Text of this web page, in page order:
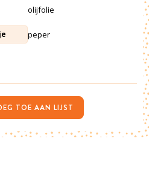
olijfolie
peper
TOE AAN LIJST